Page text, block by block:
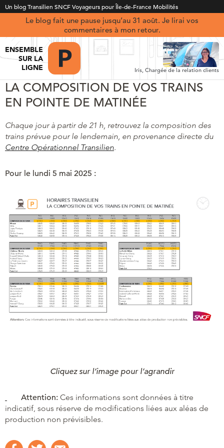
Un blog Transilien SNCF Voyageurs pour Île-de-France Mobilités
Le blog fait une pause jusqu’au 31 août. Je lirai vos
commentaires à mon retour.
ENSEMBLE
SUR LA
LIGNE
Iris, Chargée de la relation clients
LA COMPOSITION DE VOS TRAINS
EN POINTE DE MATINÉE
Chaque jour à partir de 21 h, retrouvez la composition des
trains prévue pour le lendemain, en provenance directe du
Centre Opérationnel Transilien.
Pour le lundi 5 mai 2025 :
Cliquez sur l’image pour l’agrandir
Attention: Ces informations sont données à titre
indicatif, sous réserve de modifications liées aux aléas de
production non prévisibles.